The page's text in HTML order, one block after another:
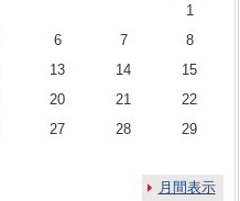
1
6 7
8
13 14
15
20 21
22
27 28
29
月間表示